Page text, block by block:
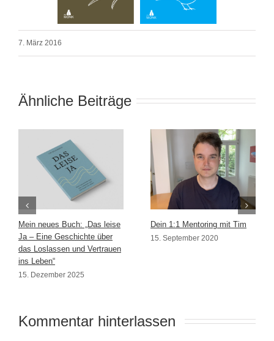
7. März 2016
Ähnliche Beiträge
Mein neues Buch: „Das leise
Ja – Eine Geschichte über
das Loslassen und Vertrauen
ins Leben“
15. Dezember 2025
Dein 1:1 Mentoring mit Tim
15. September 2020
Kommentar hinterlassen